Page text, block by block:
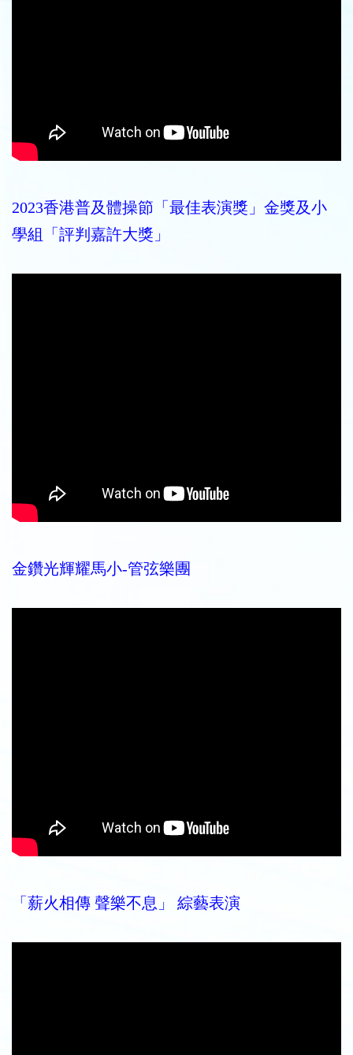
2023香港普及體操節「最佳表演獎」金獎及小
學組「評判嘉許大獎」
金鑽光輝耀馬小-管弦樂團
「薪火相傳 聲樂不息」 綜藝表演